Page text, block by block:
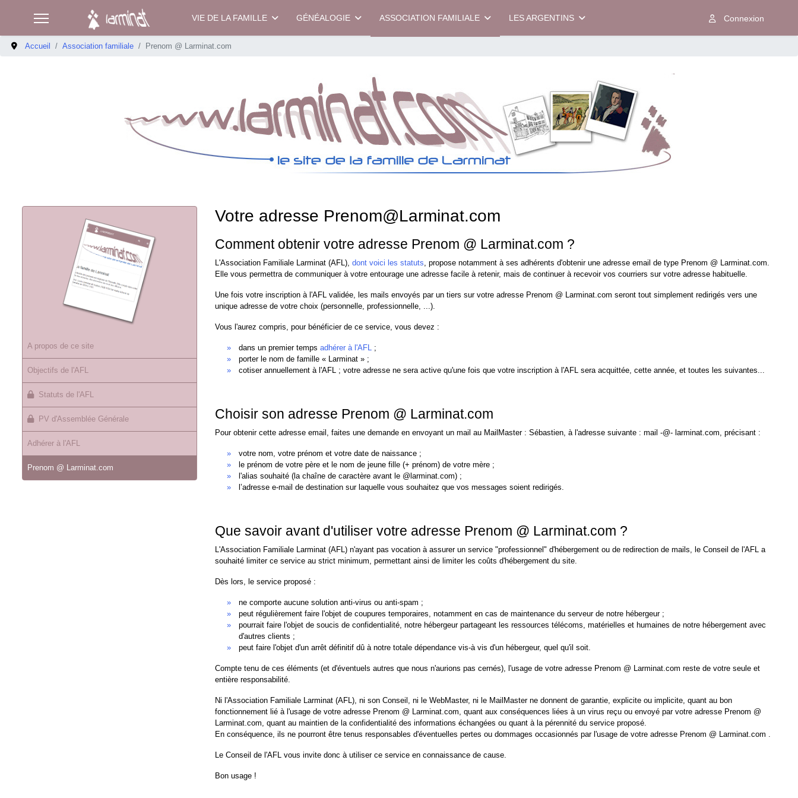
VIE DE LA FAMILLE GÉNÉALOGIE ASSOCIATION FAMILIALE LES ARGENTINS
Accueil Association familiale Prenom @ Larminat.com
A propos de ce site
Objectifs de l'AFL
Statuts de l'AFL
PV d'Assemblée Générale
Adhérer à l'AFL
Prenom @ Larminat.com
Votre adresse Prenom@Larminat.com
Comment obtenir votre adresse Prenom @ Larminat.com ?
L'Association Familiale Larminat (AFL), dont voici les statuts, propose notamment à ses adhérents d'obtenir une adresse email de type Prenom @ Larminat.com.
Elle vous permettra de communiquer à votre entourage une adresse facile à retenir, mais de continuer à recevoir vos courriers sur votre adresse habituelle.
Une fois votre inscription à l'AFL validée, les mails envoyés par un tiers sur votre adresse Prenom @ Larminat.com seront tout simplement redirigés vers une
unique adresse de votre choix (personnelle, professionnelle, ...).
Vous l'aurez compris, pour bénéficier de ce service, vous devez :
dans un premier temps adhérer à l'AFL ;
porter le nom de famille « Larminat » ;
cotiser annuellement à l'AFL ; votre adresse ne sera active qu'une fois que votre inscription à l'AFL sera acquittée, cette année, et toutes les suivantes...
Choisir son adresse Prenom @ Larminat.com
Pour obtenir cette adresse email, faites une demande en envoyant un mail au MailMaster : Sébastien, à l'adresse suivante : mail -@- larminat.com, précisant :
votre nom, votre prénom et votre date de naissance ;
le prénom de votre père et le nom de jeune fille (+ prénom) de votre mère ;
l'alias souhaité (la chaîne de caractère avant le @larminat.com) ;
l’adresse e-mail de destination sur laquelle vous souhaitez que vos messages soient redirigés.
Que savoir avant d'utiliser votre adresse Prenom @ Larminat.com ?
L'Association Familiale Larminat (AFL) n'ayant pas vocation à assurer un service "professionnel" d'hébergement ou de redirection de mails, le Conseil de l'AFL a
souhaité limiter ce service au strict minimum, permettant ainsi de limiter les coûts d'hébergement du site.
Dès lors, le service proposé :
ne comporte aucune solution anti-virus ou anti-spam ;
peut régulièrement faire l'objet de coupures temporaires, notamment en cas de maintenance du serveur de notre hébergeur ;
pourrait faire l'objet de soucis de confidentialité, notre hébergeur partageant les ressources télécoms, matérielles et humaines de notre hébergement avec
d'autres clients ;
peut faire l'objet d'un arrêt définitif dû à notre totale dépendance vis-à vis d'un hébergeur, quel qu'il soit.
Compte tenu de ces éléments (et d'éventuels autres que nous n'aurions pas cernés), l'usage de votre adresse Prenom @ Larminat.com reste de votre seule et
entière responsabilité.
Ni l'Association Familiale Larminat (AFL), ni son Conseil, ni le WebMaster, ni le MailMaster ne donnent de garantie, explicite ou implicite, quant au bon
fonctionnement lié à l'usage de votre adresse Prenom @ Larminat.com, quant aux conséquences liées à un virus reçu ou envoyé par votre adresse Prenom @
Larminat.com, quant au maintien de la confidentialité des informations échangées ou quant à la pérennité du service proposé.
En conséquence, ils ne pourront être tenus responsables d'éventuelles pertes ou dommages occasionnés par l'usage de votre adresse Prenom @ Larminat.com .
Le Conseil de l'AFL vous invite donc à utiliser ce service en connaissance de cause.
Bon usage !